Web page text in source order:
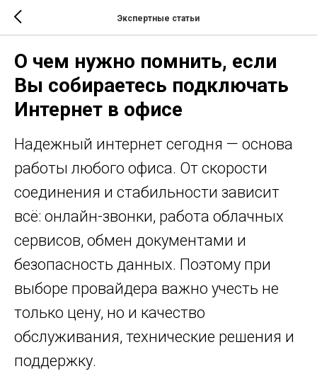
Экспертные статьи
О чем нужно помнить, если
Вы собираетесь подключать
Интернет в офисе
Надежный интернет сегодня — основа
работы любого офиса. От скорости
соединения и стабильности зависит
всё: онлайн-звонки, работа облачных
сервисов, обмен документами и
безопасность данных. Поэтому при
выборе провайдера важно учесть не
только цену, но и качество
обслуживания, технические решения и
поддержку.